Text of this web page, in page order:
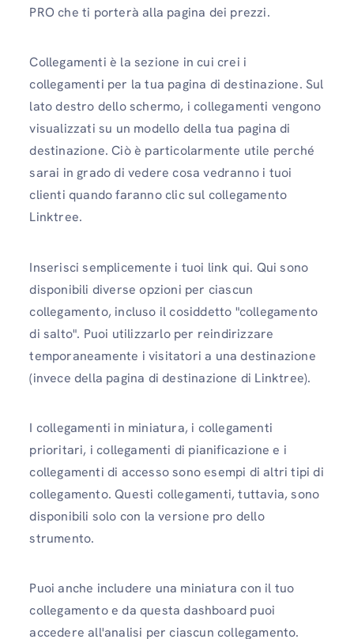
PRO che ti porterà alla pagina dei prezzi.
Collegamenti è la sezione in cui crei i
collegamenti per la tua pagina di destinazione. Sul
lato destro dello schermo, i collegamenti vengono
visualizzati su un modello della tua pagina di
destinazione. Ciò è particolarmente utile perché
sarai in grado di vedere cosa vedranno i tuoi
clienti quando faranno clic sul collegamento
Linktree.
Inserisci semplicemente i tuoi link qui. Qui sono
disponibili diverse opzioni per ciascun
collegamento, incluso il cosiddetto "collegamento
di salto". Puoi utilizzarlo per reindirizzare
temporaneamente i visitatori a una destinazione
(invece della pagina di destinazione di Linktree).
I collegamenti in miniatura, i collegamenti
prioritari, i collegamenti di pianificazione e i
collegamenti di accesso sono esempi di altri tipi di
collegamento. Questi collegamenti, tuttavia, sono
disponibili solo con la versione pro dello
strumento.
Puoi anche includere una miniatura con il tuo
collegamento e da questa dashboard puoi
accedere all'analisi per ciascun collegamento.